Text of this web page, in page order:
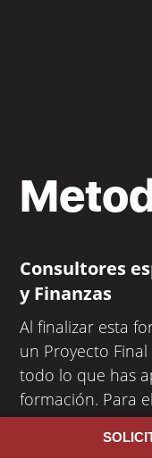
Consultores
y Finanzas
Al finalizar esta
un Proyecto
todo lo que has
formación. Para
expertos con
profesional.